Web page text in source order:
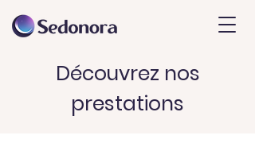
Découvrez nos
prestations